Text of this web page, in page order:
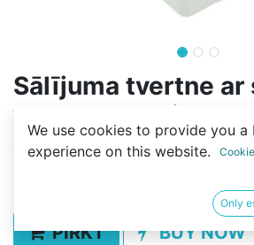
Sālījuma tvertne ar
vārsta modeli E -
(0 review)
PIRKT BUY NOW
We use cookies to provide you a
experience on this website.
Only